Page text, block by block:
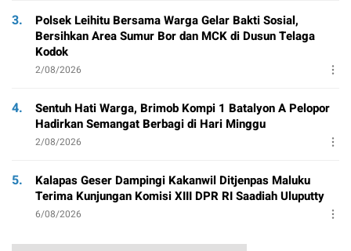
3.
Polsek Leihitu Bersama Warga Gelar Bakti Sosial,
Bersihkan Area Sumur Bor dan MCK di Dusun Telaga
Kodok
2/08/2026
4.
Sentuh Hati Warga, Brimob Kompi 1 Batalyon A Pelopor
Hadirkan Semangat Berbagi di Hari Minggu
2/08/2026
5.
Kalapas Geser Dampingi Kakanwil Ditjenpas Maluku
Terima Kunjungan Komisi XIII DPR RI Saadiah Uluputty
6/08/2026